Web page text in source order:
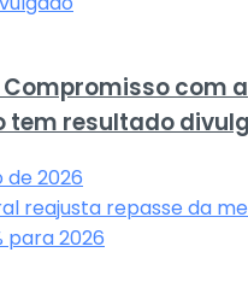
Compromisso com a
tem resultado
de 2026